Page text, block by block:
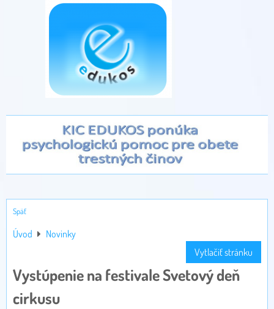
Späť
Úvod
Novinky
Vytlačiť stránku
Vystúpenie na festivale Svetový deň
cirkusu